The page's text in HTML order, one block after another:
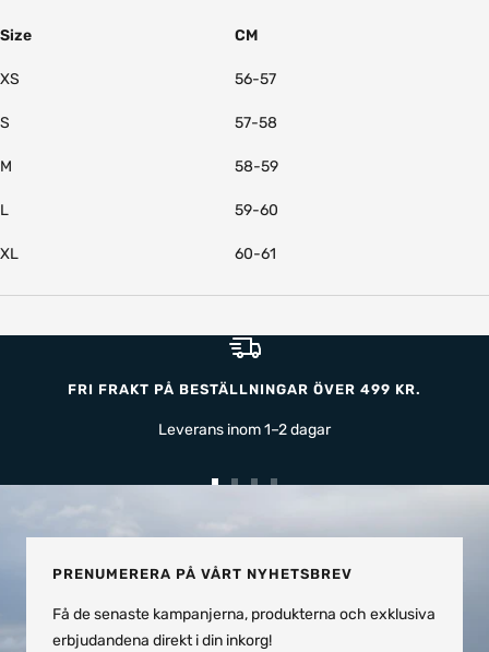
Size CM
XS 56-57
S 57-58
M 58-59
L 59-60
XL 60-61
FRI FRAKT PÅ BESTÄLLNINGAR ÖVER 499 KR.
Leverans inom 1–2 dagar
1
2 3 4
PRENUMERERA PÅ VÅRT NYHETSBREV
Få de senaste kampanjerna, produkterna och exklusiva
erbjudandena direkt i din inkorg!